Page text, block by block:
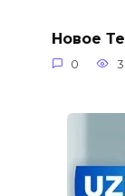
Новое
0